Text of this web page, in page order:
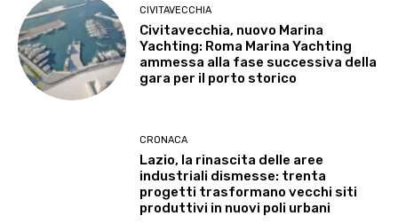
CIVITAVECCHIA
Civitavecchia, nuovo Marina
Yachting: Roma Marina Yachting
ammessa alla fase successiva della
gara per il porto storico
CRONACA
Lazio, la rinascita delle aree
industriali dismesse: trenta
progetti trasformano vecchi siti
produttivi in nuovi poli urbani